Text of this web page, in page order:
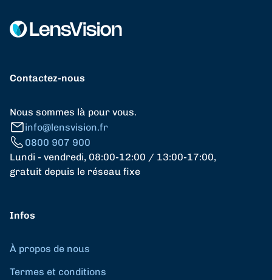
Contactez-nous
Nous sommes là pour vous.
info@lensvision.fr
0800 907 900
Lundi - vendredi, 08:00-12:00 / 13:00-17:00,
gratuit depuis le réseau fixe
Infos
À propos de nous
Termes et conditions